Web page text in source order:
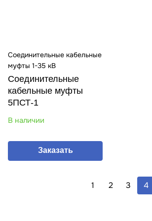
Соединительные кабельные
муфты 1-35 кВ
Соединительные
кабельные муфты
5ПСТ-1
В наличии
Заказать
1 2 3 4